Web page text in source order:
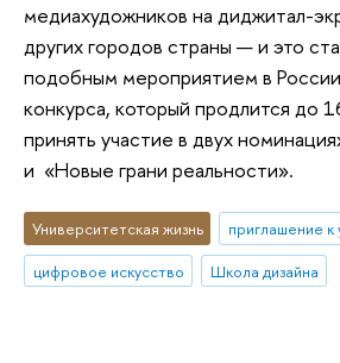
медиахудожников на диджитал-
других городов страны — и это
подобным мероприятием в
конкурса, который продлится до
принять участие в двух
и «Новые грани реальности».
Университетская жизнь
приглашение к
цифровое искусство
Школа дизайна